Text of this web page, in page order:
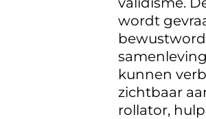
wordt
kunnen
zichtbaar
rollator,